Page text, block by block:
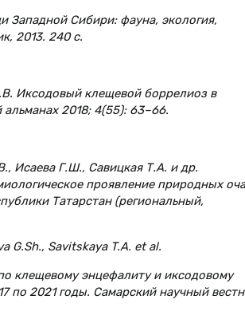
Сибири: фауна, экология,
2013. 240 с.
Иксодовый клещевой боррелиоз в
2018; 4(55): 63–66.
Исаева Г.Ш., Савицкая Т.А. и др.
проявление природных
Татарстан (региональный,
G.Sh., Savitskaya T.A. et al.
клещевому энцефалиту и иксодовому
по 2021 годы. Самарский научный